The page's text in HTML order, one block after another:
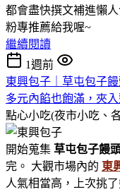
都會盡快撰文補進懶
粉專推薦給我喔~
繼續閱讀
1週前
東興包子｜草屯包子
多元內餡也飽滿，夾
點心小吃(夜市小吃、
開始蒐集 草屯包子饅
完。 大觀市場內的 東
人氣相當高，上次挑